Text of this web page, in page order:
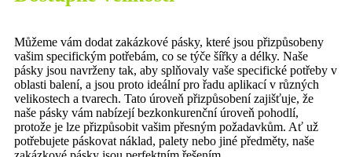
Můžeme vám dodat zakázkové pásky, které jsou přizpůsobeny
vašim specifickým potřebám, co se týče šířky a délky. Naše
pásky jsou navrženy tak, aby splňovaly vaše specifické potřeby v
oblasti balení, a jsou proto ideální pro řadu aplikací v různých
velikostech a tvarech. Tato úroveň přizpůsobení zajišťuje, že
naše pásky vám nabízejí bezkonkurenční úroveň pohodlí,
protože je lze přizpůsobit vašim přesným požadavkům. Ať už
potřebujete páskovat náklad, palety nebo jiné předměty, naše